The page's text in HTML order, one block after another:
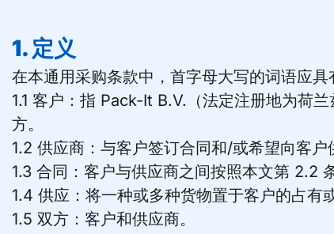
1. 定义
在本通用采购条款中，首字母大写的词语应具
1.1 客户：指 Pack-It B.V.（法定注册地为荷
方。
1.2 供应商：与客户签订合同和/或希望向客户
1.3 合同：客户与供应商之间按照本文第 2.2
1.4 供应：将一种或多种货物置于客户的占有
1.5 双方：客户和供应商。